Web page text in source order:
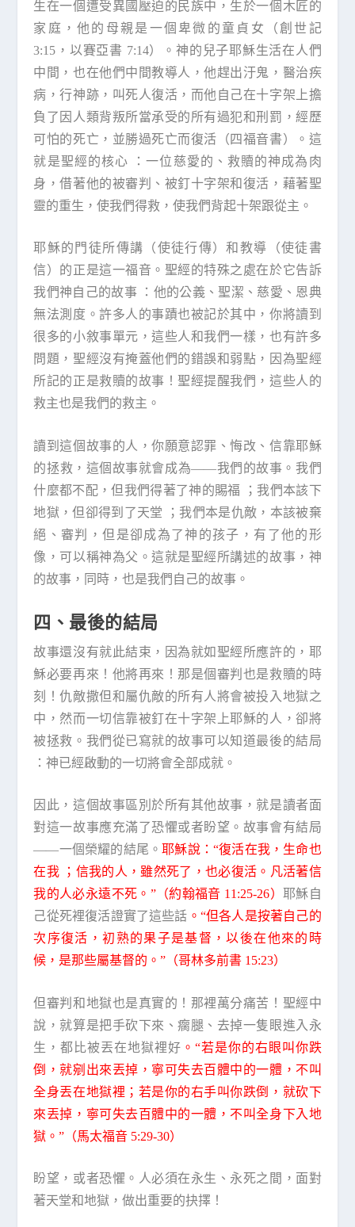
生在一個遭受異國壓迫的民族中，生於一個木匠的
家庭，他的母親是一個卑微的童貞女（創世記
3:15，以賽亞書 7:14）。神的兒子耶穌生活在人們
中間，也在他們中間教導人，他趕出汙鬼，醫治疾
病，行神跡，叫死人復活，而他自己在十字架上擔
負了因人類背叛所當承受的所有過犯和刑罰，經歷
可怕的死亡，並勝過死亡而復活（四福音書）。這
就是聖經的核心 ：一位慈愛的、救贖的神成為肉
身，借著他的被審判、被釘十字架和復活，藉著聖
靈的重生，使我們得救，使我們背起十架跟從主。
耶穌的門徒所傳講（使徒行傳）和教導（使徒書
信）的正是這一福音。聖經的特殊之處在於它告訴
我們神自己的故事 ：他的公義、聖潔、慈愛、恩典
無法測度。許多人的事蹟也被記於其中，你將讀到
很多的小敘事單元，這些人和我們一樣，也有許多
問題，聖經沒有掩蓋他們的錯誤和弱點，因為聖經
所記的正是救贖的故事！聖經提醒我們，這些人的
救主也是我們的救主。
讀到這個故事的人，你願意認罪、悔改、信靠耶穌
的拯救，這個故事就會成為——我們的故事。我們
什麼都不配，但我們得著了神的賜福 ；我們本該下
地獄，但卻得到了天堂 ；我們本是仇敵，本該被棄
絕、審判，但是卻成為了神的孩子，有了他的形
像，可以稱神為父。這就是聖經所講述的故事，神
的故事，同時，也是我們自己的故事。
四、最後的結局
故事還沒有就此結束，因為就如聖經所應許的，耶
穌必要再來！他將再來！那是個審判也是救贖的時
刻！仇敵撒但和屬仇敵的所有人將會被投入地獄之
中，然而一切信靠被釘在十字架上耶穌的人，卻將
被拯救。我們從已寫就的故事可以知道最後的結局
：神已經啟動的一切將會全部成就。
因此，這個故事區別於所有其他故事，就是讀者面
對這一故事應充滿了恐懼或者盼望。故事會有結局
——一個榮耀的結尾。耶穌說：“復活在我，生命也
在我 ；信我的人，雖然死了，也必復活。凡活著信
我的人必永遠不死。”（約翰福音 11:25-26） 耶穌自
己從死裡復活證實了這些話 。“但各人是按著自己的
次序復活，初熟的果子是基督，以後在他來的時
候，是那些屬基督的。”（哥林多前書 15:23）
但審判和地獄也是真實的！那裡萬分痛苦！聖經中
說，就算是把手砍下來、瘸腿、去掉一隻眼進入永
生，都比被丟在地獄裡好 。“若是你的右眼叫你跌
倒，就剜出來丟掉，寧可失去百體中的一體，不叫
全身丟在地獄裡；若是你的右手叫你跌倒，就砍下
來丟掉，寧可失去百體中的一體，不叫全身下入地
獄。”（馬太福音 5:29-30）
盼望，或者恐懼。人必須在永生、永死之間，面對
著天堂和地獄，做出重要的抉擇！